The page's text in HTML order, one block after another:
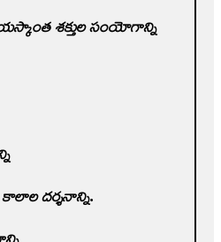
శక్తుల సంయోగాన్ని
దర్శనాన్ని.